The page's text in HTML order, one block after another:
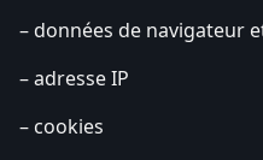
– données de navigateur
– adresse IP
– cookies